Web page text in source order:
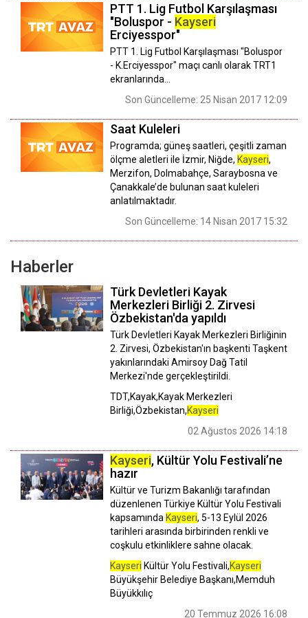
PTT 1. Lig Futbol Karşılaşması
"Boluspor - Kayseri
Erciyesspor"
PTT 1. Lig Futbol Karşılaşması "Boluspor
- K.Erciyesspor" maçı canlı olarak TRT1
ekranlarında...
Son Güncelleme: 25 Nisan 2017 12:09
Saat Kuleleri
Programda; güneş saatleri, çeşitli zaman
ölçme aletleri ile İzmir, Niğde, Kayseri,
Merzifon, Dolmabahçe, Saraybosna ve
Çanakkale’de bulunan saat kuleleri
anlatılmaktadır.
Son Güncelleme: 14 Nisan 2017 15:32
Haberler
Türk Devletleri Kayak
Merkezleri Birliği 2. Zirvesi
Özbekistan'da yapıldı
Türk Devletleri Kayak Merkezleri Birliğinin
2. Zirvesi, Özbekistan'ın başkenti Taşkent
yakınlarındaki Amirsoy Dağ Tatil
Merkezi'nde gerçekleştirildi.
TDT,Kayak,Kayak Merkezleri
Birliği,Özbekistan,Kayseri
02 Ağustos 2026 14:18
Kayseri, Kültür Yolu Festivali’ne
hazır
Kültür ve Turizm Bakanlığı tarafından
düzenlenen Türkiye Kültür Yolu Festivali
kapsamında Kayseri, 5-13 Eylül 2026
tarihleri arasında birbirinden renkli ve
coşkulu etkinliklere sahne olacak.
Kayseri Kültür Yolu Festivali,Kayseri
Büyükşehir Belediye Başkanı,Memduh
Büyükkılıç
20 Temmuz 2026 16:08